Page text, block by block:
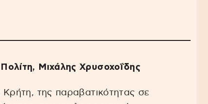
Μιχάλης Χρυσοχοΐδης
Κρήτη, της παραβατικότητας σε